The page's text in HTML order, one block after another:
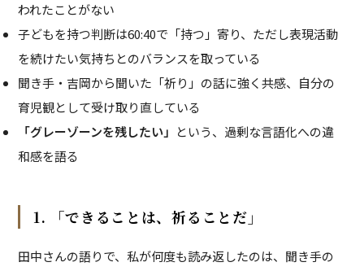
われたことがない
子どもを持つ判断は60:40で「持つ」寄り、ただし表現活動
を続けたい気持ちとのバランスを取っている
聞き手・吉岡から聞いた「祈り」の話に強く共感、自分の
育児観として受け取り直している
「グレーゾーンを残したい」 という、過剰な言語化への違
和感を語る
1. 「できることは、祈ることだ」
田中さんの語りで、私が何度も読み返したのは、聞き手の